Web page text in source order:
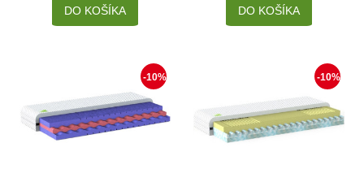
DO KOŠÍKA DO KOŠÍKA
-10% -10%